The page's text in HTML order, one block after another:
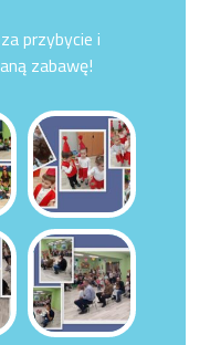
przybycie i
zabawę!